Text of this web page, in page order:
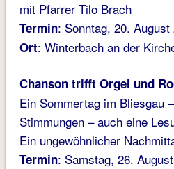
mit Pfarrer Tilo Brach
Termin: Sonntag, 20.
Ort: Winterbach an der
Chanson trifft Orgel und
Ein Sommertag im Bliesgau
Stimmungen – auch eine
Ein ungewöhnlicher
Termin: Samstag, 26.